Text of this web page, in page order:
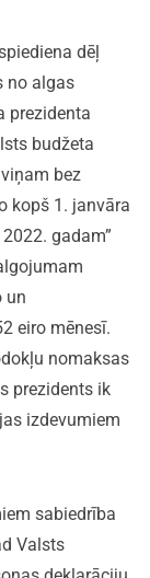
dēļ
no algas
prezidenta
budžeta
bez
kopš 1. janvāra
gadam”
un
eiro mēnesī.
nomaksas
prezidents ik
izdevumiem
sabiedrība
Valsts